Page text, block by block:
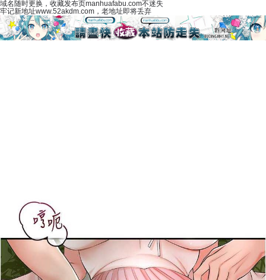
域名随时更换，收藏发布页manhuafabu.com不迷失
牢记新地址www.52akdm.com，老地址即将丢弃